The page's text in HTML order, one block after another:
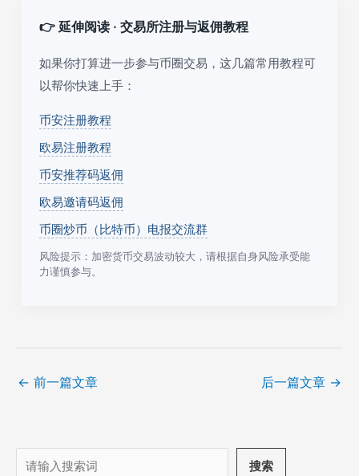
👉 延伸阅读 · 交易所注册与返佣教程
如果你打算进一步参与币圈交易，这几篇常用教程可
以帮你快速上手：
币安注册教程
欧易注册教程
币安推荐码返佣
欧易邀请码返佣
币圈炒币（比特币）电报交流群
风险提示：加密货币交易波动较大，请根据自身风险承受能
力谨慎参与。
← 前一篇文章 后一篇文章 →
搜
搜索